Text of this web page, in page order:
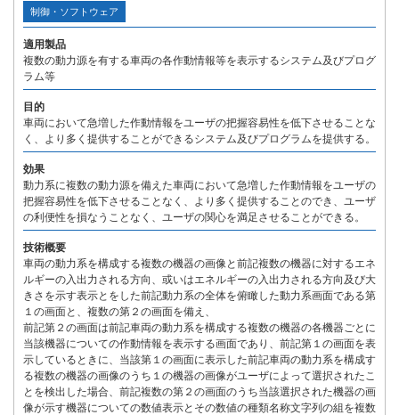
制御・ソフトウェア
適用製品
複数の動力源を有する車両の各作動情報等を表示するシステム及びプログ
ラム等
目的
車両において急増した作動情報をユーザの把握容易性を低下させることな
く、より多く提供することができるシステム及びプログラムを提供する。
効果
動力系に複数の動力源を備えた車両において急増した作動情報をユーザの
把握容易性を低下させることなく、より多く提供することのでき、ユーザ
の利便性を損なうことなく、ユーザの関心を満足させることができる。
技術概要
車両の動力系を構成する複数の機器の画像と前記複数の機器に対するエネ
ルギーの入出力される方向、或いはエネルギーの入出力される方向及び大
きさを示す表示とをした前記動力系の全体を俯瞰した動力系画面である第
１の画面と、複数の第２の画面を備え、
前記第２の画面は前記車両の動力系を構成する複数の機器の各機器ごとに
当該機器についての作動情報を表示する画面であり、前記第１の画面を表
示しているときに、当該第１の画面に表示した前記車両の動力系を構成す
る複数の機器の画像のうち１の機器の画像がユーザによって選択されたこ
とを検出した場合、前記複数の第２の画面のうち当該選択された機器の画
像が示す機器についての数値表示とその数値の種類名称文字列の組を複数